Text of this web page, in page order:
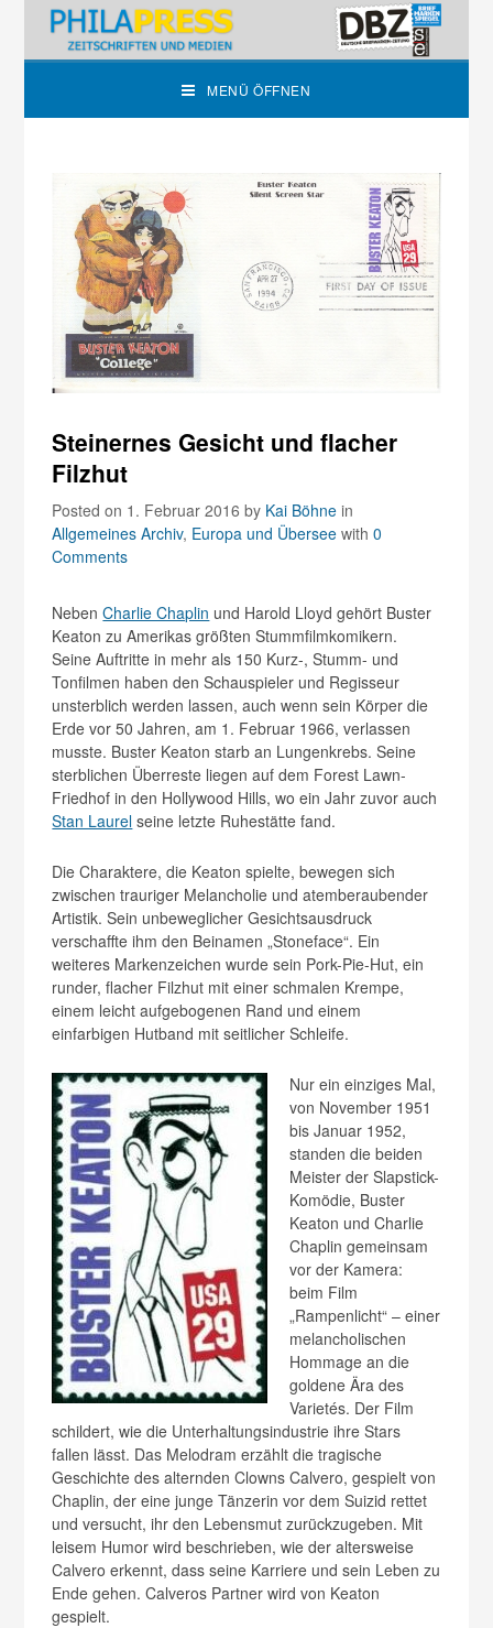
MENÜ ÖFFNEN
Steinernes Gesicht und flacher
Filzhut
Posted on 1. Februar 2016by Kai Böhne in
Allgemeines Archiv, Europa und Übersee with0
Comments
NebenCharlie Chaplin und Harold Lloyd gehört Buster
Keaton zu Amerikas größten Stummfilmkomikern.
Seine Auftritte in mehr als 150 Kurz-, Stumm- und
Tonfilmen haben den Schauspieler und Regisseur
unsterblich werden lassen, auch wenn sein Körper die
Erde vor 50 Jahren, am 1. Februar 1966, verlassen
musste. Buster Keaton starb an Lungenkrebs. Seine
sterblichen Überreste liegen auf dem Forest Lawn-
Friedhof in den Hollywood Hills, wo ein Jahr zuvor auch
Stan Laurel seine letzte Ruhestätte fand.
Die Charaktere, die Keaton spielte, bewegen sich
zwischen trauriger Melancholie und atemberaubender
Artistik. Sein unbeweglicher Gesichtsausdruck
verschaffte ihm den Beinamen „Stoneface“. Ein
weiteres Markenzeichen wurde sein Pork-Pie-Hut, ein
runder, flacher Filzhut mit einer schmalen Krempe,
einem leicht aufgebogenen Rand und einem
einfarbigen Hutband mit seitlicher Schleife.
Nur ein einziges Mal,
von November 1951
bis Januar 1952,
standen die beiden
Meister der Slapstick-
Komödie, Buster
Keaton und Charlie
Chaplin gemeinsam
vor der Kamera:
beim Film
„Rampenlicht“ – einer
melancholischen
Hommage an die
goldene Ära des
Varietés. Der Film
schildert, wie die Unterhaltungsindustrie ihre Stars
fallen lässt. Das Melodram erzählt die tragische
Geschichte des alternden Clowns Calvero, gespielt von
Chaplin, der eine junge Tänzerin vor dem Suizid rettet
und versucht, ihr den Lebensmut zurückzugeben. Mit
leisem Humor wird beschrieben, wie der altersweise
Calvero erkennt, dass seine Karriere und sein Leben zu
Ende gehen. Calveros Partner wird von Keaton
gespielt.